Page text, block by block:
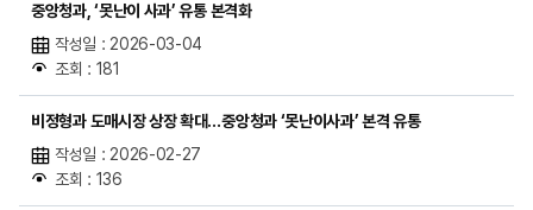
중앙청과, ‘못난이 사과’ 유통 본격화
작성일 : 2026-03-04
조회 : 181
비정형과 도매시장 상장 확대…중앙청과 ‘못난이사과’ 본격 유통
작성일 : 2026-02-27
조회 : 136